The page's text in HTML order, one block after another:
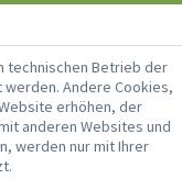
technischen Betrieb der
Andere Cookies,
erhöhen, der
anderen Websites und
werden nur mit Ihrer